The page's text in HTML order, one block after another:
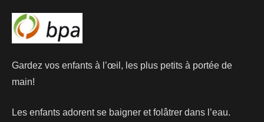
Gardez vos enfants à l’œil, les plus petits à portée de
main!
Les enfants adorent se baigner et folâtrer dans l’eau.